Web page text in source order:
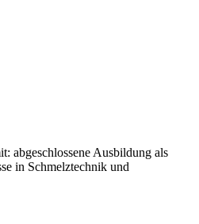
abgeschlossene Ausbildung als
in Schmelztechnik und